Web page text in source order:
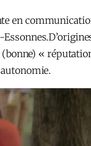
en
«